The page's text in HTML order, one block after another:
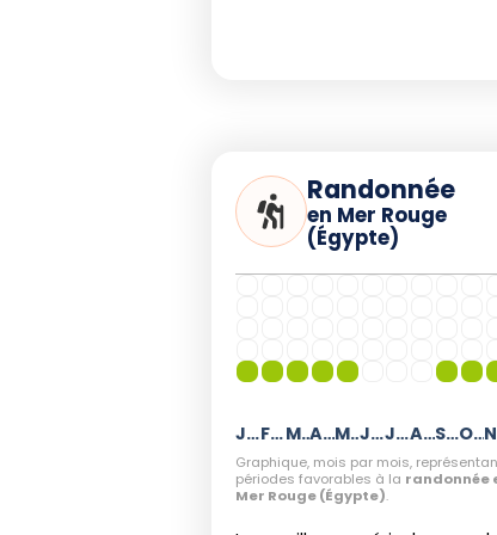
Randonnée
en Mer Rouge
(Égypte)
Janvier Février Mars Avril Mai Juin Juillet Août Septembre Octobre
Graphique, mois par mois,
périodes favorables à la randonnée
Mer Rouge (Égypte).